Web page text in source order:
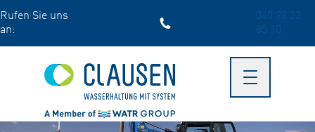
Skip
to
content
Rufen Sie uns
an:
040 98 23
85 10
Toggle
navigation